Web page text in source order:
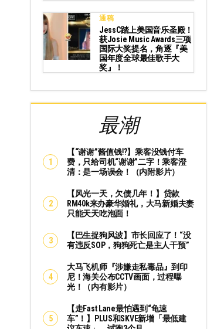
通稿
JessC踏上美国音乐圣殿！
获Josie Music Awards三项
国际大奖提名，角逐『美
国年度全球最佳歌手大
奖』！
最潮
【“谢谢”酱值钱⁉️】乘客没钱付车
费，只给司机“谢谢”二字！乘客澄
清：是一场误会！（内附影片）
【风光一天，欠债几年！】贷款
RM40k来办豪华婚礼，大马新婚夫妻
只能天天吃泡面！
【巴生捉狗风波】市长回应了！“没
有违反SOP，狗狗死亡是主人干预”
大马飞机师『涉嫌走私毒品』到印
尼！海关公布CCTV画面，过程曝
光！（内有影片）
【走Fast Lane最怕遇到“龟速
车”！】PLUS和SKVE新增「最低建